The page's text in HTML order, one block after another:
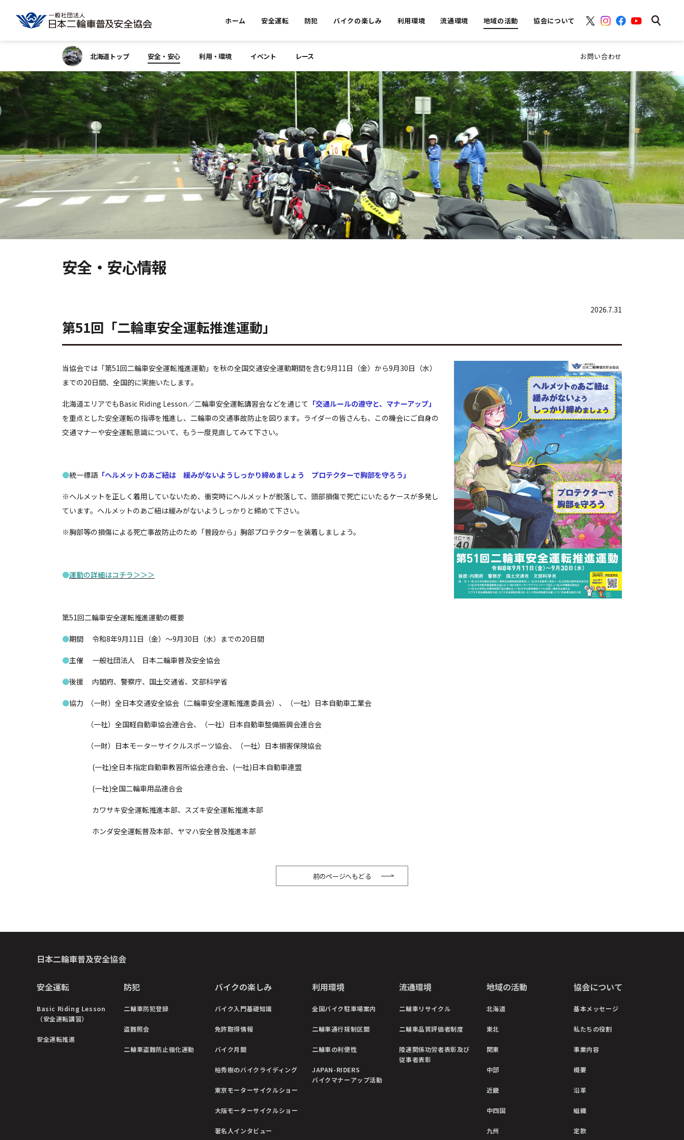
ホーム 安全運転 防犯 バイクの楽しみ 利用環境 流通環境 地域の活動 協会について
北海道トップ 安全・安心 利用・環境 イベント レース お問い合わせ
安全・安心情報
2026.7.31
第51回「二輪車安全運転推進運動」
当協会では「第51回二輪車安全運転推進運動」を秋の全国交通安全運動期間を含む9月11日（金）から9月30日（水）
までの20日間、全国的に実施いたします。
北海道エリアでもBasic Riding Lesson／二輪車安全運転講習会などを通じて 「交通ルールの遵守と、マナーアップ」
を重点とした安全運転の指導を推進し、二輪車の交通事故防止を図ります。ライダーの皆さんも、この機会にご自身の
交通マナーや安全運転意識について、もう一度見直してみて下さい。
●統一標語「ヘルメットのあご紐は 緩みがないようしっかり締めましょう プロテクターで胸部を守ろう」
※ヘルメットを正しく着用していないため、衝突時にヘルメットが脱落して、頭部損傷で死亡にいたるケースが多発し
ています。ヘルメットのあご紐は緩みがないようしっかりと締めて下さい。
※胸部等の損傷による死亡事故防止のため「普段から」胸部プロテクターを装着しましょう。
●運動の詳細はコチラ＞＞＞
第51回二輪車安全運転推進運動の概要
●期間 令和8年9月11日（金）～9月30日（水）までの20日間
●主催 一般社団法人 日本二輪車普及安全協会
●後援 内閣府、警察庁、国土交通省、文部科学省
●協力 （一財）全日本交通安全協会（二輪車安全運転推進委員会）、（一社）日本自動車工業会
（一社）全国軽自動車協会連合会、（一社）日本自動車整備振興会連合会
（一財）日本モーターサイクルスポーツ協会、（一社）日本損害保険協会
(一社)全日本指定自動車教習所協会連合会、(一社)日本自動車連盟
(一社)全国二輪車用品連合会
カワサキ安全運転推進本部、スズキ安全運転推進本部
ホンダ安全運転普及本部、ヤマハ安全普及推進本部
前のページへもどる
日本二輪車普及安全協会
安全運転
Basic Riding Lesson
（安全運転講習）
安全運転推進
防犯
二輪車防犯登録
盗難照会
二輪車盗難防止強化運動
バイクの楽しみ
バイク入門基礎知識
免許取得情報
バイク月間
柏秀樹のバイクライディング
東京モーターサイクルショー
大阪モーターサイクルショー
著名人インタビュー
利用環境
全国バイク駐車場案内
二輪車通行規制区間
二輪車の利便性
JAPAN-RIDERS
バイクマナーアップ活動
流通環境
二輪車リサイクル
二輪車品質評価者制度
陸運関係功労者表彰及び
従事者表彰
地域の活動
北海道
東北
関東
中部
近畿
中四国
九州
協会について
基本メッセージ
私たちの役割
事業内容
概要
沿革
組織
定款